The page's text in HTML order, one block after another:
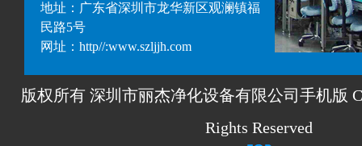
地址：广东省深圳市龙华新区观澜镇福
民路5号
网址：http//:www.szljjh.com
版权所有 深圳市丽杰净化设备有限公司手机版
Rights Reserved